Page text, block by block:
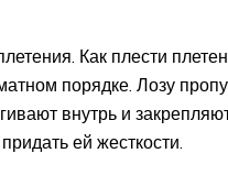
Как плести
порядке. Лозу
внутрь и
ей жесткости.